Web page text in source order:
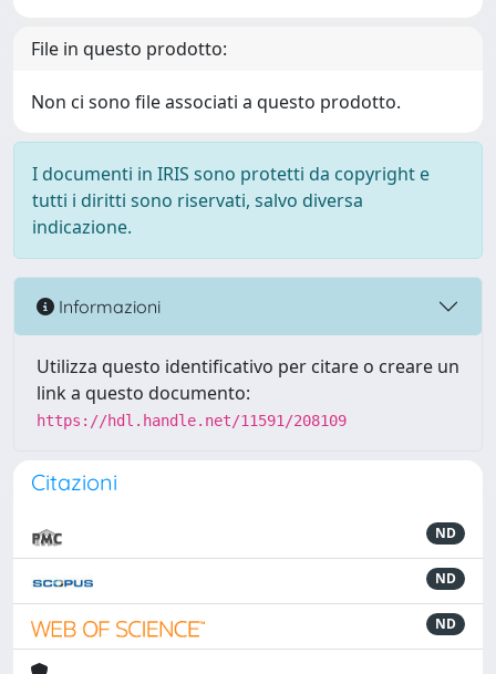
File in questo prodotto:
Non ci sono file associati a questo prodotto.
I documenti in IRIS sono protetti da copyright e
tutti i diritti sono riservati, salvo diversa
indicazione.
Informazioni
Utilizza questo identificativo per citare o creare un
link a questo documento:
https://hdl.handle.net/11591/208109
Citazioni
ND
ND
ND